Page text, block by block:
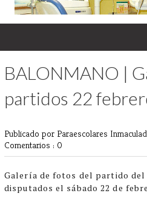
BALONMANO |
partidos 22
Publicado por Paraescolares
Comentarios : 0
Galería de fotos del partido del
disputados el sábado 22 de